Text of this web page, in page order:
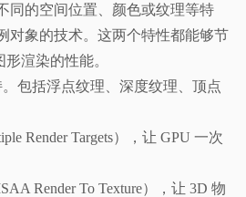
同的空间位置、颜色或纹理等特
对象的技术。这两个特性都能够节
渲染的性能。
包括浮点纹理、深度纹理、顶点
Render Targets），让 GPU 一次
Render To Texture），让 3D 物